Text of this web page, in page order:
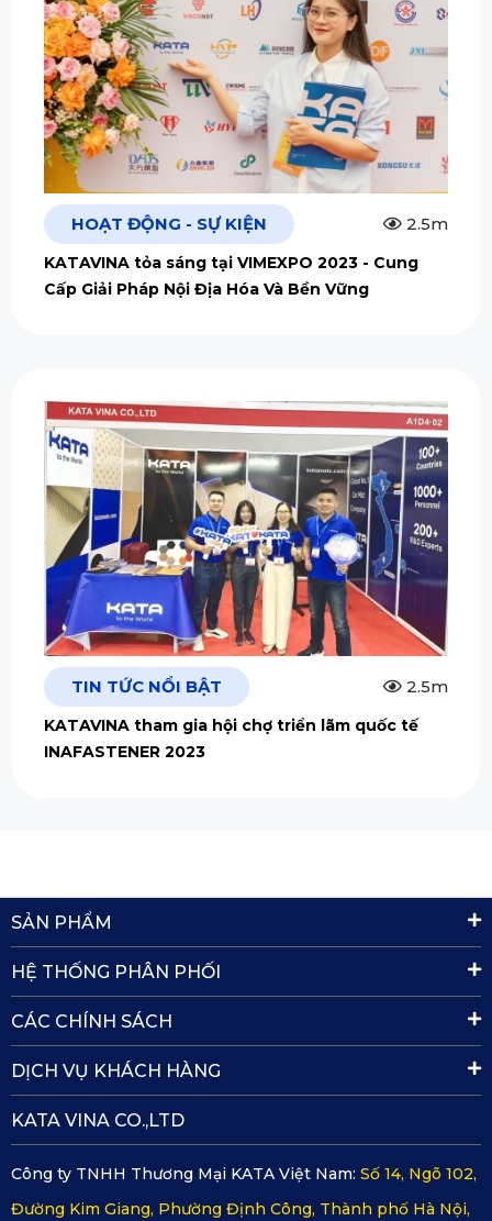
HOẠT ĐỘNG - SỰ KIỆN 2.5m
KATAVINA tỏa sáng tại VIMEXPO 2023 - Cung
Cấp Giải Pháp Nội Địa Hóa Và Bền Vững
TIN TỨC NỔI BẬT 2.5m
KATAVINA tham gia hội chợ triển lãm quốc tế
INAFASTENER 2023
SẢN PHẨM
HỆ THỐNG PHÂN PHỐI
CÁC CHÍNH SÁCH
DỊCH VỤ KHÁCH HÀNG
KATA VINA CO.,LTD
Công ty TNHH Thương Mại KATA Việt Nam: Số 14, Ngõ 102,
Đường Kim Giang, Phường Định Công, Thành phố Hà Nội,